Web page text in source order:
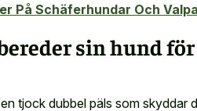
På Schäferhundar Och
sin hund för
tjock dubbel päls som skyddar